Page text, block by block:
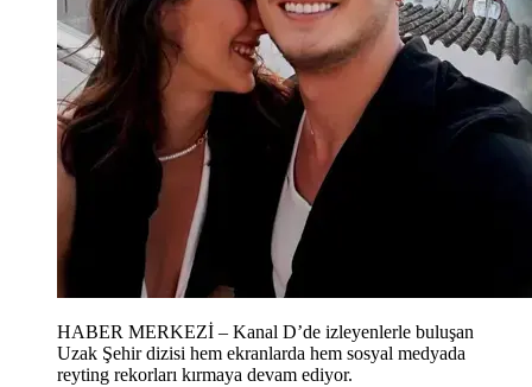
HABER MERKEZİ – Kanal D’de izleyenlerle buluşan
Uzak Şehir dizisi hem ekranlarda hem sosyal medyada
reyting rekorları kırmaya devam ediyor.